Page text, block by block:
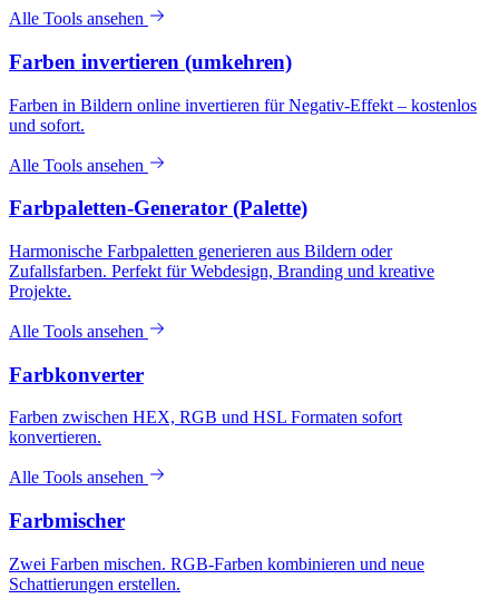
Alle Tools ansehen
Farben invertieren (umkehren)
Farben in Bildern online invertieren für Negativ-Effekt – kostenlos
und sofort.
Alle Tools ansehen
Farbpaletten-Generator (Palette)
Harmonische Farbpaletten generieren aus Bildern oder
Zufallsfarben. Perfekt für Webdesign, Branding und kreative
Projekte.
Alle Tools ansehen
Farbkonverter
Farben zwischen HEX, RGB und HSL Formaten sofort
konvertieren.
Alle Tools ansehen
Farbmischer
Zwei Farben mischen. RGB-Farben kombinieren und neue
Schattierungen erstellen.